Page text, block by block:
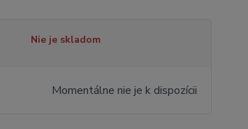
Nie je skladom
Momentálne nie je k dispozícii